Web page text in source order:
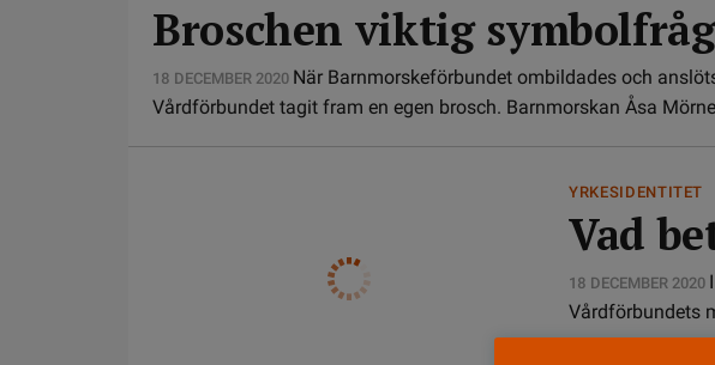
Broschen viktig
18 DECEMBER 2020 När Barnmorske­förbundet ombildades och
Vårdförbundet tagit fram en egen brosch. Barnmorskan Åsa
YRKESIDENTITET
Vad
18 DECEMBER 2020
Vårdförbundets